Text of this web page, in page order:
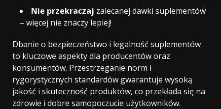
Nie przekraczaj zalecanej dawki suplementów
– więcej nie znaczy lepiej!
Dbanie o bezpieczeństwo i legalność suplementów
to kluczowe aspekty dla producentów oraz
konsumentów. Przestrzeganie norm i
rygorystycznych standardów gwarantuje wysoką
jakość i skuteczność produktów, co przekłada się na
zdrowie i dobre samopoczucie użytkowników.